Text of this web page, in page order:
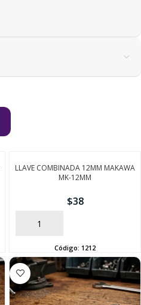
LLAVE COMBINADA 12MM MAKAWA
MK-12MM
$38
AÑADIR
Código: 1212